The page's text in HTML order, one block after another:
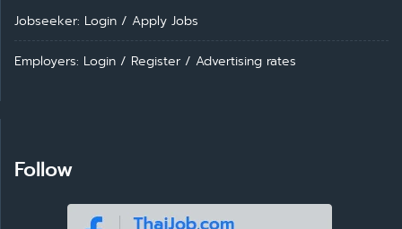
Jobseeker: Login / Apply Jobs
Employers: Login / Register / Advertising rates
Follow